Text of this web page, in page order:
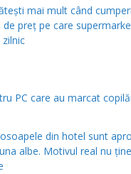
mai mult când
de preț pe care
PC care au marcat
din hotel sunt
albe. Motivul real nu